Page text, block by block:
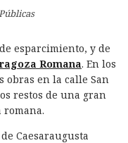
esparcimiento, y de
Romana. En los
obras en la calle San
restos de una gran
romana.
Caesaraugusta